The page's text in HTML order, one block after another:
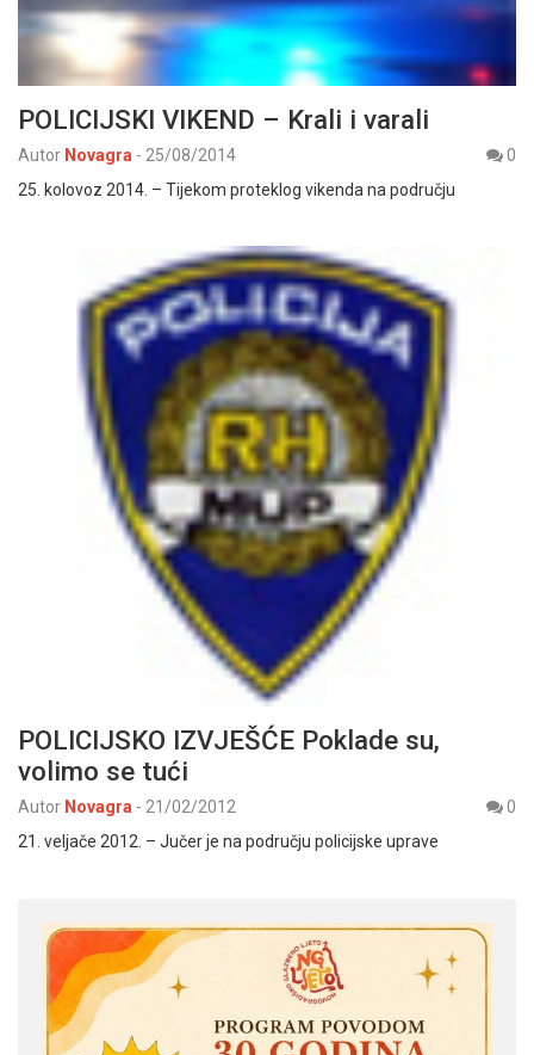
POLICIJSKI VIKEND – Krali i varali
Autor Novagra - 25/08/2014
0
25. kolovoz 2014. – Tijekom proteklog vikenda na području
POLICIJSKO IZVJEŠĆE Poklade su,
volimo se tući
Autor Novagra - 21/02/2012
0
21. veljače 2012. – Jučer je na području policijske uprave